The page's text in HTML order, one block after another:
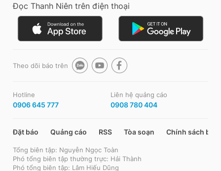
Đọc Thanh Niên trên điện thoại
Theo dõi báo trên
Hotline
0906 645 777
Liên hệ quảng cáo
0908 780 404
Đặt báo Quảng cáo RSS Tòa soạn Chính sách bảo
Tổng biên tập: Nguyễn Ngọc Toàn
Phó tổng biên tập thường trực: Hải Thành
Phó tổng biên tập: Lâm Hiếu Dũng